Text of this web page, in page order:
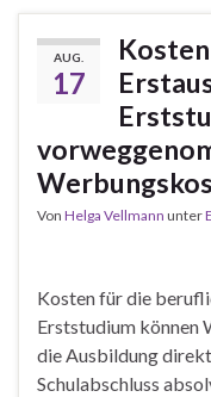
AUG.
17
Von Helga Vellmann unter
Kosten für die
Erststudium können
die Ausbildung
Schulabschluss